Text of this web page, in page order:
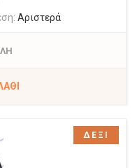
Αριστερά
ΔΕΞΙ